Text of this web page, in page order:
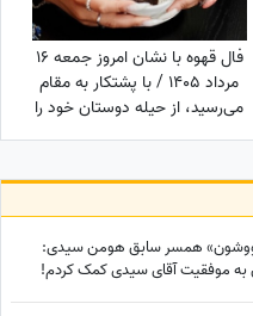
فال قهوه با نشان امروز جمعه 16
مرداد 1405 / با پشتکار به مقام
می‌رسید، از حیله دوستان خود را
همسر سابق هومن سیدی:
به موفقیت آقای سیدی کمک کردم!